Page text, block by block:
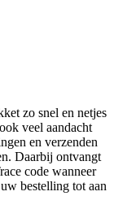
zo snel en netjes
veel aandacht
en verzenden
Daarbij ontvangt
code wanneer
bestelling tot aan